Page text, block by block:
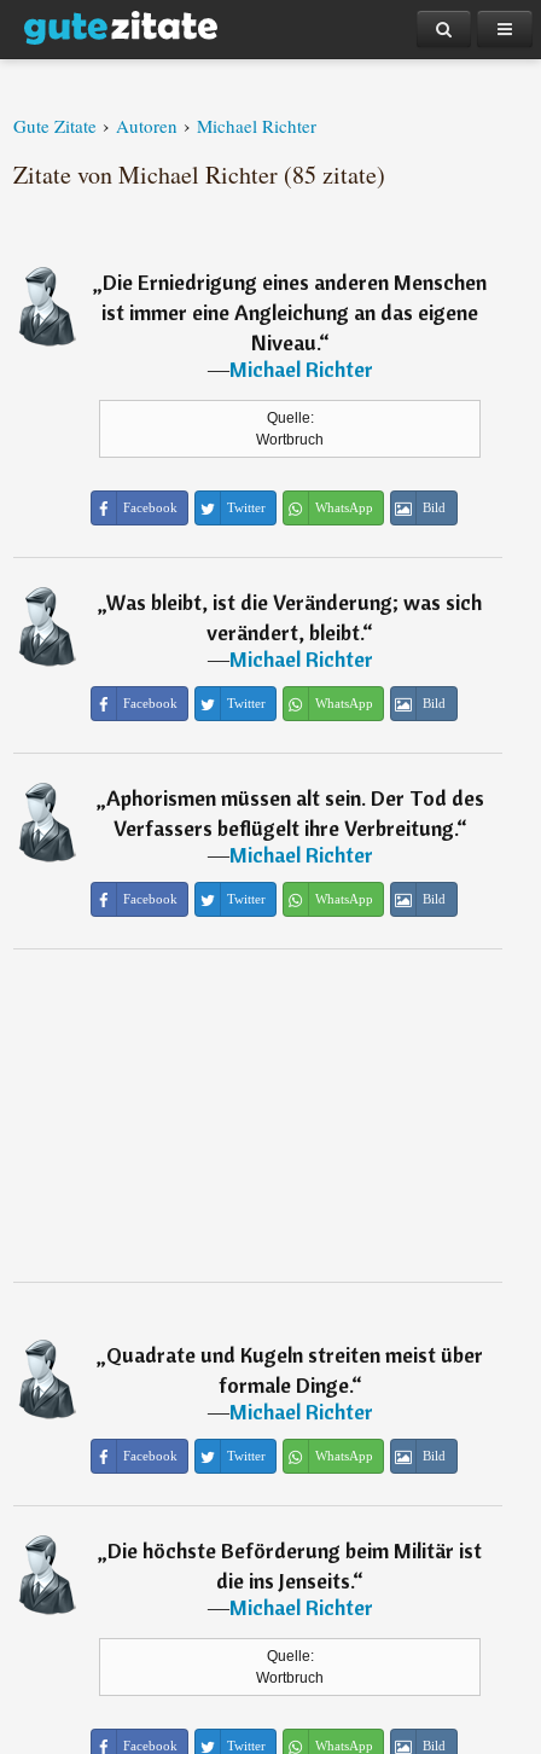
Gute Zitate › Autoren › Michael Richter
Zitate von Michael Richter (85 zitate)
„Die Erniedrigung eines anderen Menschen
ist immer eine Angleichung an das eigene
Niveau.“
―Michael Richter
Quelle:
Wortbruch
Facebook Twitter WhatsApp Bild
„Was bleibt, ist die Veränderung; was sich
verändert, bleibt.“
―Michael Richter
Facebook Twitter WhatsApp Bild
„Aphorismen müssen alt sein. Der Tod des
Verfassers beflügelt ihre Verbreitung.“
―Michael Richter
Facebook Twitter WhatsApp Bild
„Quadrate und Kugeln streiten meist über
formale Dinge.“
―Michael Richter
Facebook Twitter WhatsApp Bild
„Die höchste Beförderung beim Militär ist
die ins Jenseits.“
―Michael Richter
Quelle:
Wortbruch
Facebook Twitter WhatsApp Bild